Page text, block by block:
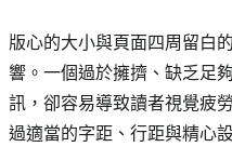
版心的大小與頁面四周留白
響。一個過於擁擠、缺乏足
訊，卻容易導致讀者視覺疲
過適當的字距、行距與精心